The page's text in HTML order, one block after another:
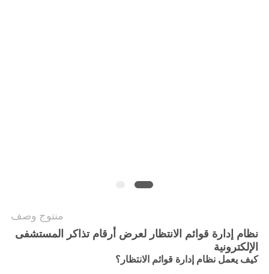
منتوج وصف
نظام إدارة قوائم الانتظار لعرض أرقام تذاكر المستشفى
الإلكترونية
كيف يعمل نظام إدارة قوائم الانتظار؟